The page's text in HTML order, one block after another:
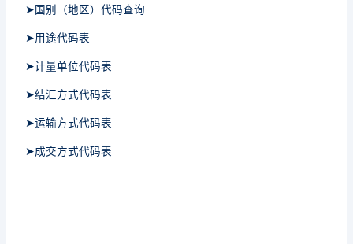
➤国别（地区）代码查询
➤用途代码表
➤计量单位代码表
➤结汇方式代码表
➤运输方式代码表
➤成交方式代码表